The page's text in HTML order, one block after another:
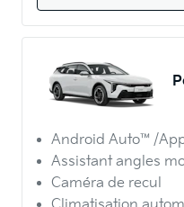
Android Auto™/
Assistant angles
Caméra de recul